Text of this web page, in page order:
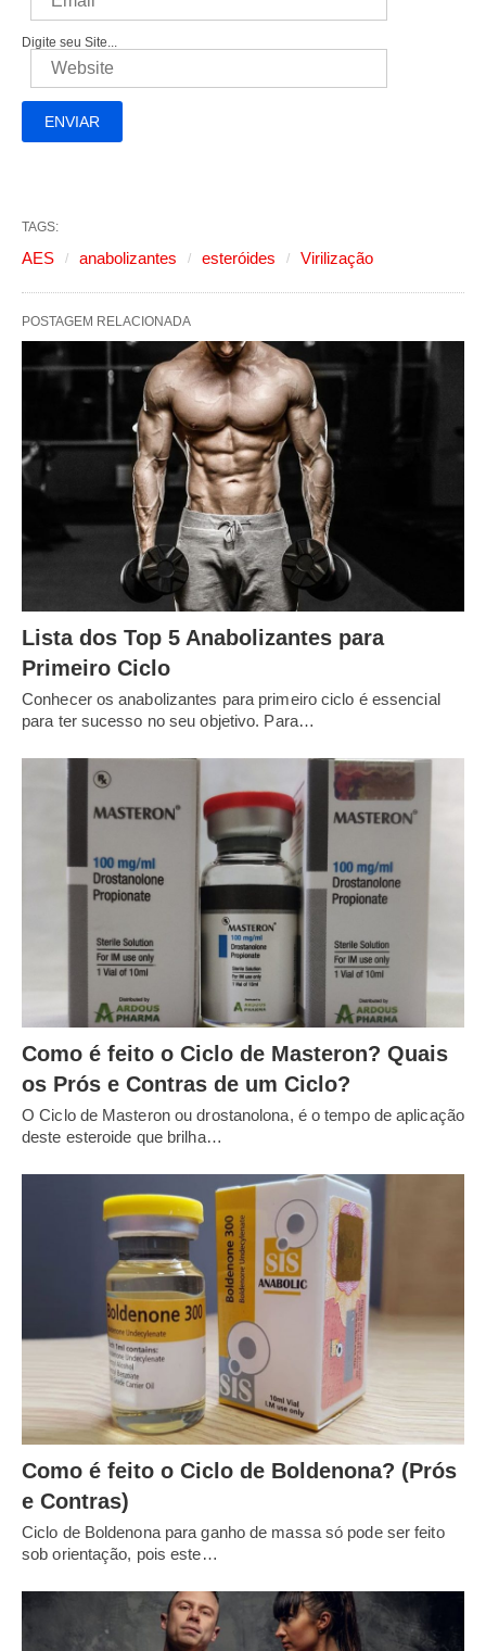
Digite seu Site...
TAGS:
AES anabolizantes esteróides Virilização
POSTAGEM RELACIONADA
Lista dos Top 5 Anabolizantes para
Primeiro Ciclo
Conhecer os anabolizantes para primeiro ciclo é essencial
para ter sucesso no seu objetivo. Para…
Como é feito o Ciclo de Masteron? Quais
os Prós e Contras de um Ciclo?
O Ciclo de Masteron ou drostanolona, é o tempo de aplicação
deste esteroide que brilha…
Como é feito o Ciclo de Boldenona? (Prós
e Contras)
Ciclo de Boldenona para ganho de massa só pode ser feito
sob orientação, pois este…